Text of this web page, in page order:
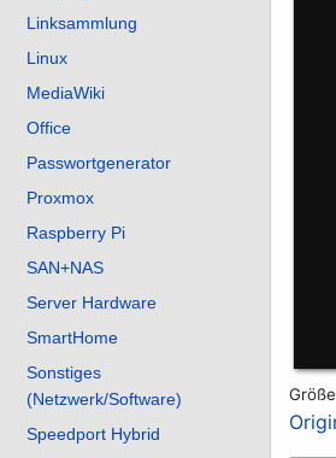
Linksammlung
Linux
MediaWiki
Office
Passwortgenerator
Proxmox
Raspberry Pi
SAN+NAS
Server Hardware
SmartHome
Sonstiges
(Netzwerk/Software)
Speedport Hybrid